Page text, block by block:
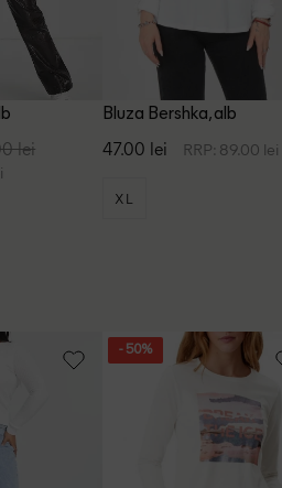
lei
Bluza Bershka, alb
47.00 lei RRP: 89.00 lei
XL
- 50%